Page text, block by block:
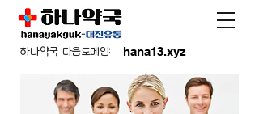
hana13.xyz
하나약국 다음도메인: